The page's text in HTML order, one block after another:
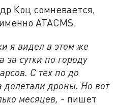
Коц сомневается,
ATACMS.
я видел в этом же
за сутки по городу
С тех по до
долетали дроны. Но вот
месяцев, - пишет